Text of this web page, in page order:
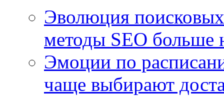
Эволюция
методы SEO больше
Эмоции по
чаще выбирают